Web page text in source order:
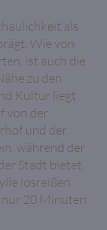
als
Wie von
ist auch die
zu den
Kultur liegt
von der
und der
während der
Stadt bietet.
losreißen
nur 20 Minuten